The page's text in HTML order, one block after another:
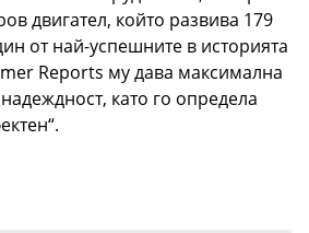
двигател, който развива 179
от най-успешните в историята
Reports му дава максимална
като го определа